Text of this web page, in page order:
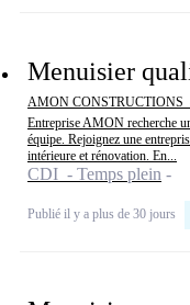
Menuisier
AMON CONSTRUCTIONS
Entreprise AMON recherche
équipe. Rejoignez une
intérieure et rénovation. En...
CDI - Temps plein
Publié il y a plus de 30 jours